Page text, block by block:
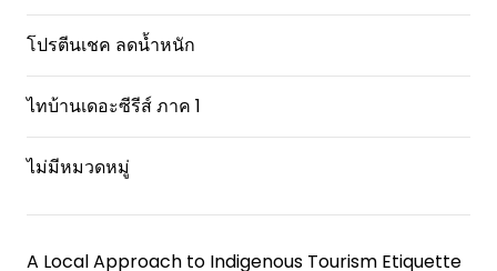
โปรตีนเชค ลดน้ำหนัก
ไทบ้านเดอะซีรีส์ ภาค 1
ไม่มีหมวดหมู่
A Local Approach to Indigenous Tourism Etiquette